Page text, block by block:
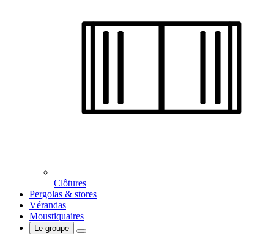
Clôtures
Pergolas & stores
Vérandas
Moustiquaires
Le groupe